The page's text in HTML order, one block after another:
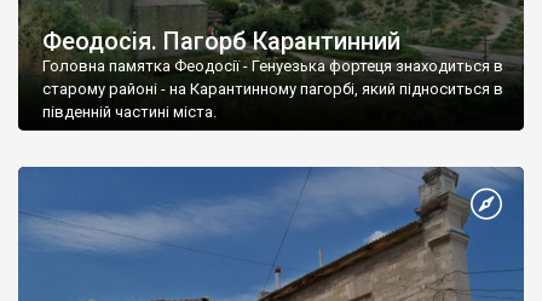
Феодосія. Пагорб Карантинний
Головна памятка Феодосії - Генуезька фортеця знаходиться в
старому районі - на Карантинному пагорбі, який підноситься в
південній частині міста.